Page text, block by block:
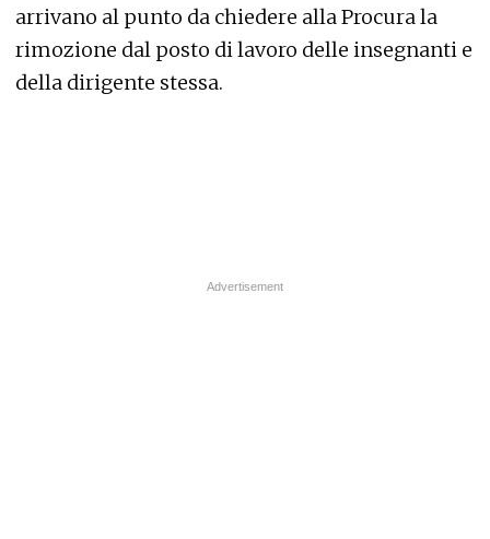
arrivano al punto da chiedere alla Procura la
rimozione dal posto di lavoro delle insegnanti e
della dirigente stessa.